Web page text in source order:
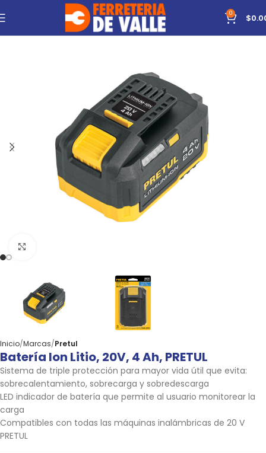
0 $
Inicio Marcas Pretul
Batería Ion Litio, 20V, 4 Ah, PRETUL
Sistema de triple protección para mayor vida útil que evita:
sobrecalentamiento, sobrecarga y sobredescarga
LED indicador de batería que permite al usuario monitorear la
carga
Compatibles con todas las máquinas inalámbricas de 20 V
PRETUL